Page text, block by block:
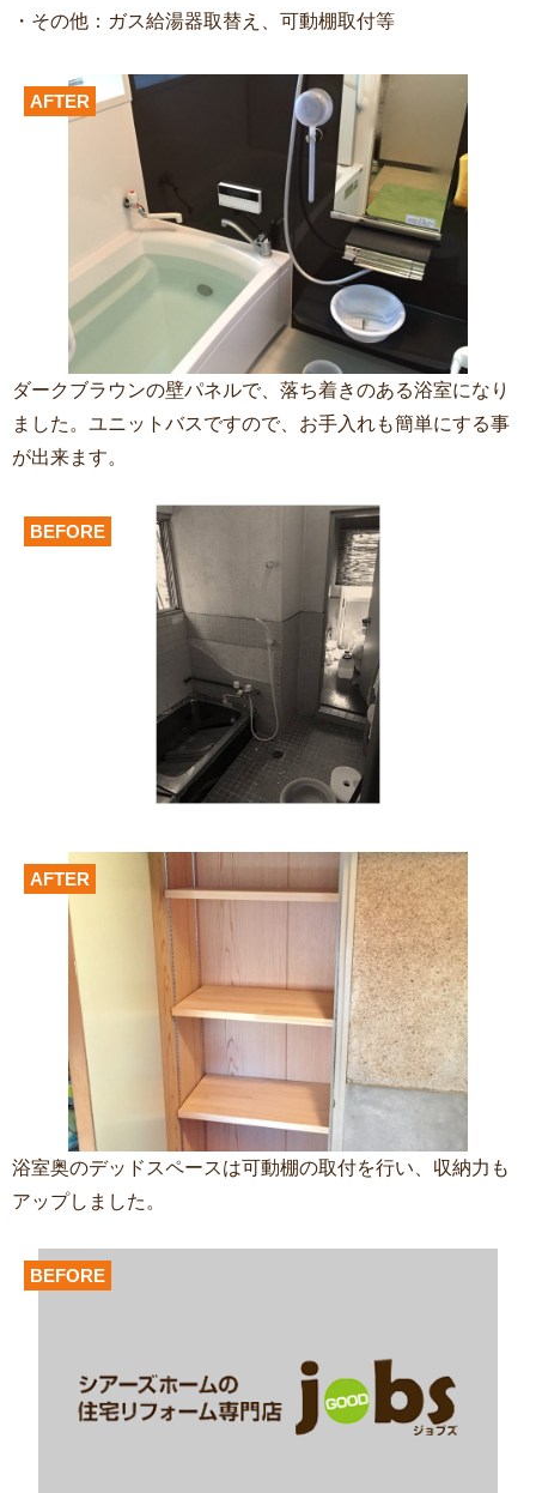
・その他：ガス給湯器取替え、可動棚取付等
AFTER
ダークブラウンの壁パネルで、落ち着きのある浴室になり
ました。ユニットバスですので、お手入れも簡単にする事
が出来ます。
BEFORE
AFTER
浴室奥のデッドスペースは可動棚の取付を行い、収納力も
アップしました。
BEFORE